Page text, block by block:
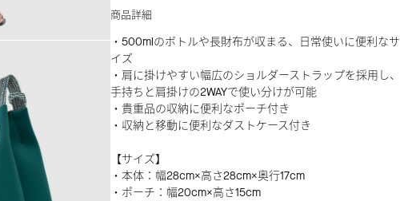
商品詳細
・500mlのボトルや長財布が収まる、日常使いに便利なサ
イズ
・肩に掛けやすい幅広のショルダーストラップを採用し、
手持ちと肩掛けの2WAYで使い分けが可能
・貴重品の収納に便利なポーチ付き
・収納と移動に便利なダストケース付き
【サイズ】
・本体：幅28cm×高さ28cm×奥行17cm
・ポーチ：幅20cm×高さ15cm